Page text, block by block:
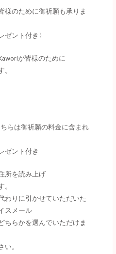
様のために御祈願も承りま
ゼント付き〉
が皆様のために
。
らは御祈願の料金に含まれ
ゼント付き
所を読み上げ
。
わりに引かせていただいた
スメール
ちらかを選んでいただけま
い。